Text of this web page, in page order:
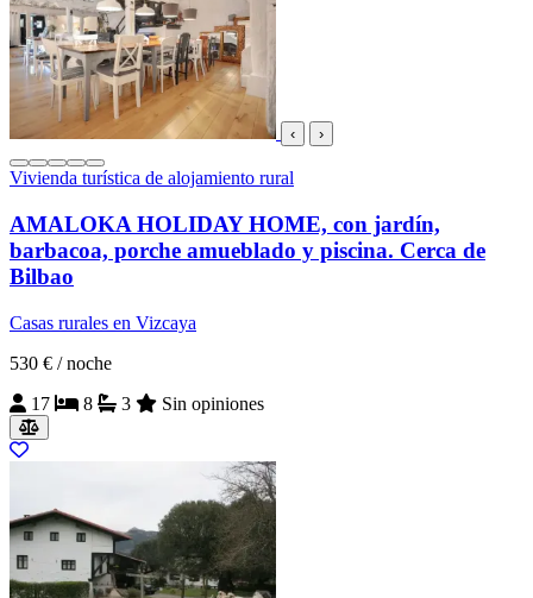
‹ ›
Vivienda turística de alojamiento rural
AMALOKA HOLIDAY HOME, con jardín,
barbacoa, porche amueblado y piscina. Cerca de
Bilbao
Casas rurales en Vizcaya
530 € / noche
17
8 3 Sin opiniones